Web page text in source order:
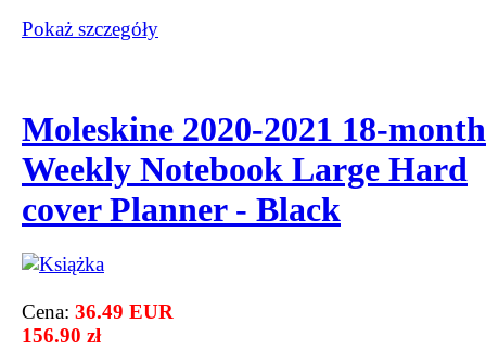
Pokaż szczegόły
Moleskine 2020-2021 18-month
Weekly Notebook Large Hard
cover Planner - Black
Cena: 36.49 EUR
156.90 zł